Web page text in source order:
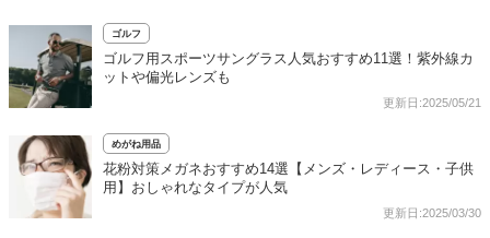
ゴルフ
ゴルフ用スポーツサングラス人気おすすめ11選！紫外線カ
ットや偏光レンズも
更新日:2025/05/21
めがね用品
花粉対策メガネおすすめ14選【メンズ・レディース・子供
用】おしゃれなタイプが人気
更新日:2025/03/30